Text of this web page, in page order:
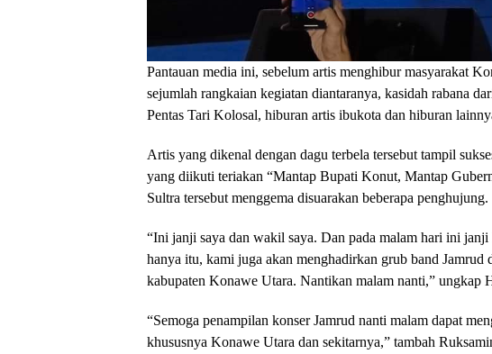
Pantauan media ini, sebelum artis menghibur masyarakat
sejumlah rangkaian kegiatan diantaranya, kasidah rabana
Pentas Tari Kolosal, hiburan artis ibukota dan hiburan
Artis yang dikenal dengan dagu terbela tersebut tampil
yang diikuti teriakan “Mantap Bupati Konut, Mantap
Sultra tersebut menggema disuarakan beberapa penghujung.
“Ini janji saya dan wakil saya. Dan pada malam hari ini
hanya itu, kami juga akan menghadirkan grub band Jamrud
kabupaten Konawe Utara. Nantikan malam nanti,” ungkap
“Semoga penampilan konser Jamrud nanti malam dapat
khususnya Konawe Utara dan sekitarnya,” tambah